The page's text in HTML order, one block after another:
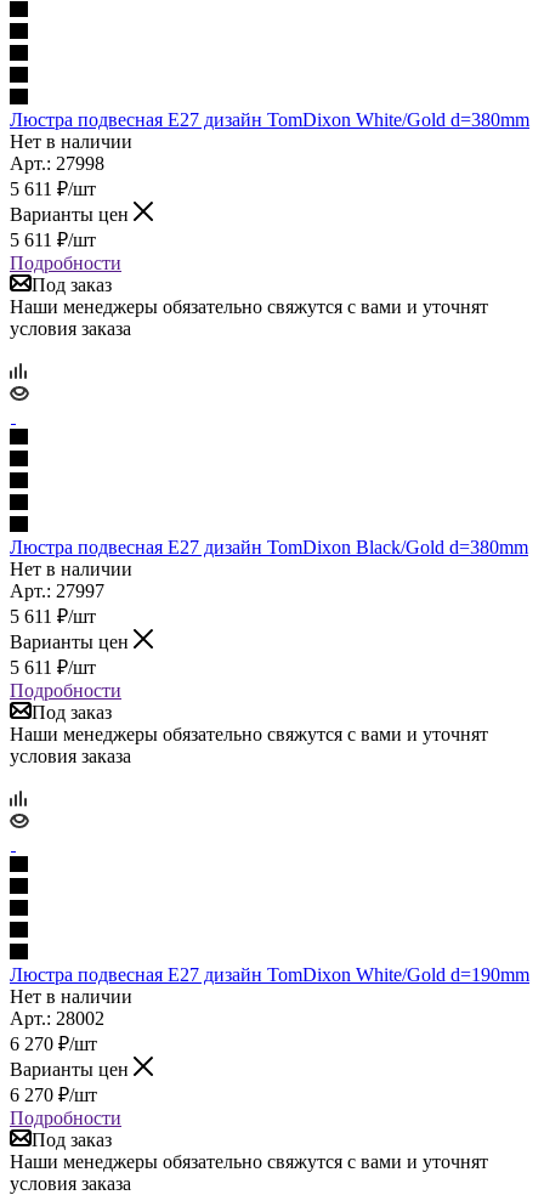
Люстра подвесная Е27 дизайн TomDixon White/Gold d=380mm
Нет в наличии
Арт.: 27998
5 611 ₽/шт
Варианты цен
5 611 ₽/шт
Подробности
Под заказ
Наши менеджеры обязательно свяжутся с вами и уточнят
условия заказа
Люстра подвесная Е27 дизайн TomDixon Black/Gold d=380mm
Нет в наличии
Арт.: 27997
5 611 ₽/шт
Варианты цен
5 611 ₽/шт
Подробности
Под заказ
Наши менеджеры обязательно свяжутся с вами и уточнят
условия заказа
Люстра подвесная Е27 дизайн TomDixon White/Gold d=190mm
Нет в наличии
Арт.: 28002
6 270 ₽/шт
Варианты цен
6 270 ₽/шт
Подробности
Под заказ
Наши менеджеры обязательно свяжутся с вами и уточнят
условия заказа